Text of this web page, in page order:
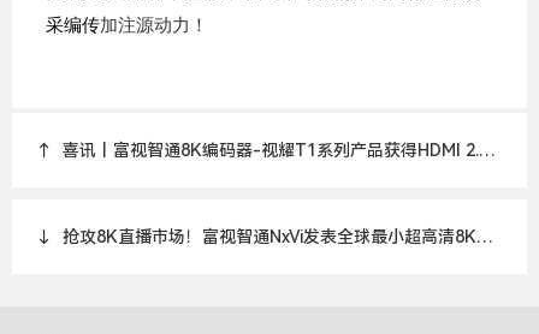
采编传加注源动力！
↑ 喜讯丨富视智通8K编码器-视耀T1系列产品获得HDMI 2.1
↓ 抢攻8K直播市场！富视智通NxVi发表全球最小超高清8K影